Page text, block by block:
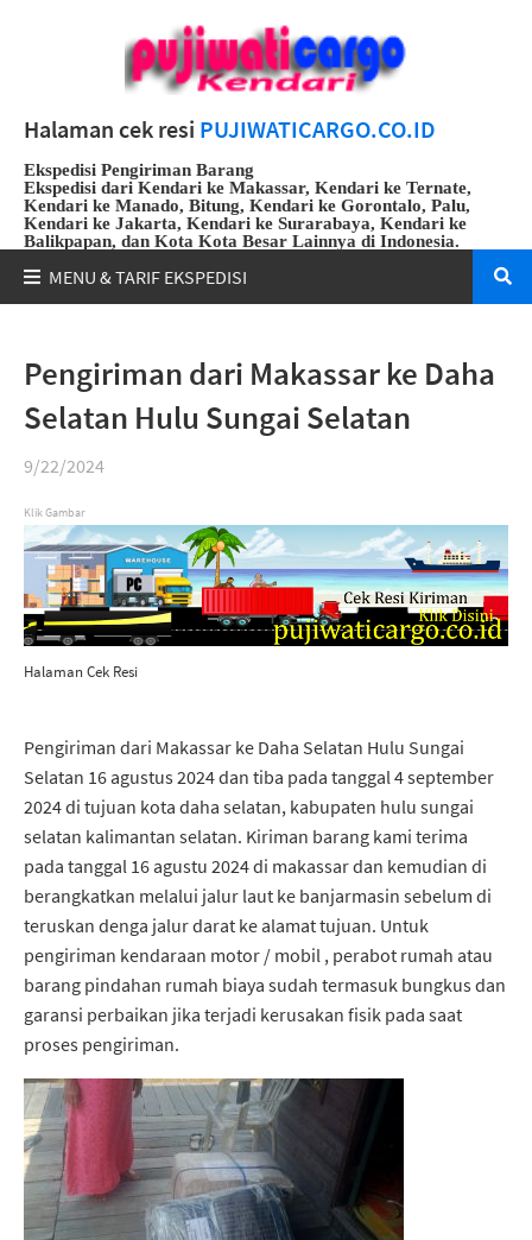
Halaman cek resi PUJIWATICARGO.CO.ID
Ekspedisi Pengiriman Barang
Ekspedisi dari Kendari ke Makassar, Kendari ke Ternate,
Kendari ke Manado, Bitung, Kendari ke Gorontalo, Palu,
Kendari ke Jakarta, Kendari ke Surarabaya, Kendari ke
Balikpapan, dan Kota Kota Besar Lainnya di Indonesia.
Pengiriman dari Makassar ke Daha
Selatan Hulu Sungai Selatan
9/22/2024
Klik Gambar
Halaman Cek Resi
Pengiriman dari Makassar ke Daha Selatan Hulu Sungai
Selatan 16 agustus 2024 dan tiba pada tanggal 4 september
2024 di tujuan kota daha selatan, kabupaten hulu sungai
selatan kalimantan selatan. Kiriman barang kami terima
pada tanggal 16 agustu 2024 di makassar dan kemudian di
berangkatkan melalui jalur laut ke banjarmasin sebelum di
teruskan denga jalur darat ke alamat tujuan. Untuk
pengiriman kendaraan motor / mobil , perabot rumah atau
barang pindahan rumah biaya sudah termasuk bungkus dan
garansi perbaikan jika terjadi kerusakan fisik pada saat
proses pengiriman.